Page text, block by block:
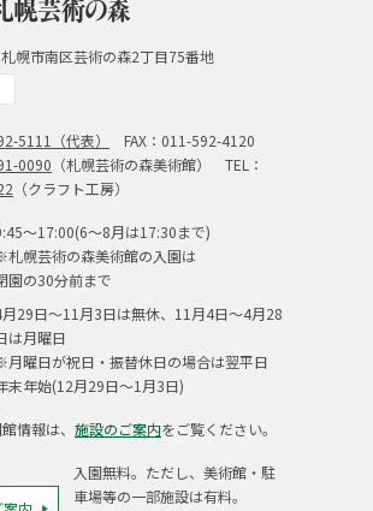
幌市南区芸術の森2丁目75番地
5111（代表）
FAX：011-592-4120
0090 （札幌芸術の森美術館） TEL：
（クラフト工房）
～17:00(6～8月は17:30まで)
札幌芸術の森美術館の入園は
園の30分前まで
月29日～11月3日は無休、11月4日～4月28
は月曜日
月曜日が祝日・振替休日の場合は翌平日
末年始(12月29日～1月3日)
情報は、 施設のご案内をご覧ください。
入園無料。ただし、美術館・駐
車場等の一部施設は有料。